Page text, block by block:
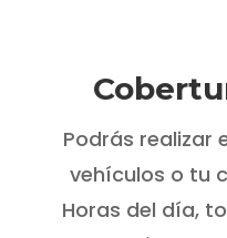
Podrás realizar
vehículos o tu
Horas del día,